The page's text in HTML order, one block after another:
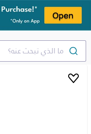
ما الذي تبحث عنه؟